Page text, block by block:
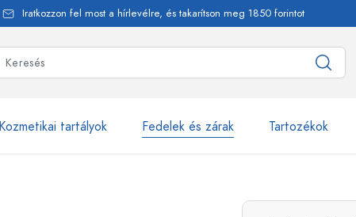
Iratkozzon fel most a hírlevélre, és takarítson meg 1850 forintot
Kozmetikai tartályok Fedelek és zárak Tartozékok